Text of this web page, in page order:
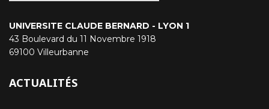
UNIVERSITE CLAUDE BERNARD - LYON 1
43 Boulevard du 11 Novembre 1918
69100 Villeurbanne
ACTUALITÉS